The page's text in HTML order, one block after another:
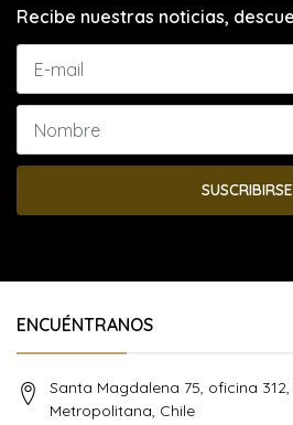
Recibe nuestras noticias,
SUSCRIBIRSE
ENCUÉNTRANOS
Santa Magdalena 75, oficina
Metropolitana, Chile